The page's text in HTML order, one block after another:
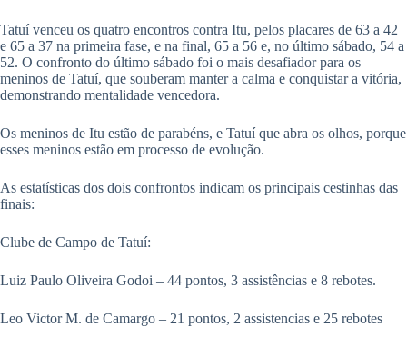
Tatuí venceu os quatro encontros contra Itu, pelos placares de 63 a 42
e 65 a 37 na primeira fase, e na final, 65 a 56 e, no último sábado, 54 a
52. O confronto do último sábado foi o mais desafiador para os
meninos de Tatuí, que souberam manter a calma e conquistar a vitória,
demonstrando mentalidade vencedora.
Os meninos de Itu estão de parabéns, e Tatuí que abra os olhos, porque
esses meninos estão em processo de evolução.
As estatísticas dos dois confrontos indicam os principais cestinhas das
finais:
Clube de Campo de Tatuí:
Luiz Paulo Oliveira Godoi – 44 pontos, 3 assistências e 8 rebotes.
Leo Victor M. de Camargo – 21 pontos, 2 assistencias e 25 rebotes